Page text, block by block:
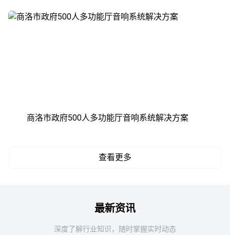
商洛市政府500人多功能厅音响系统解决方案
查看更多
最新资讯
深度了解行业知识，随时掌握实时动态